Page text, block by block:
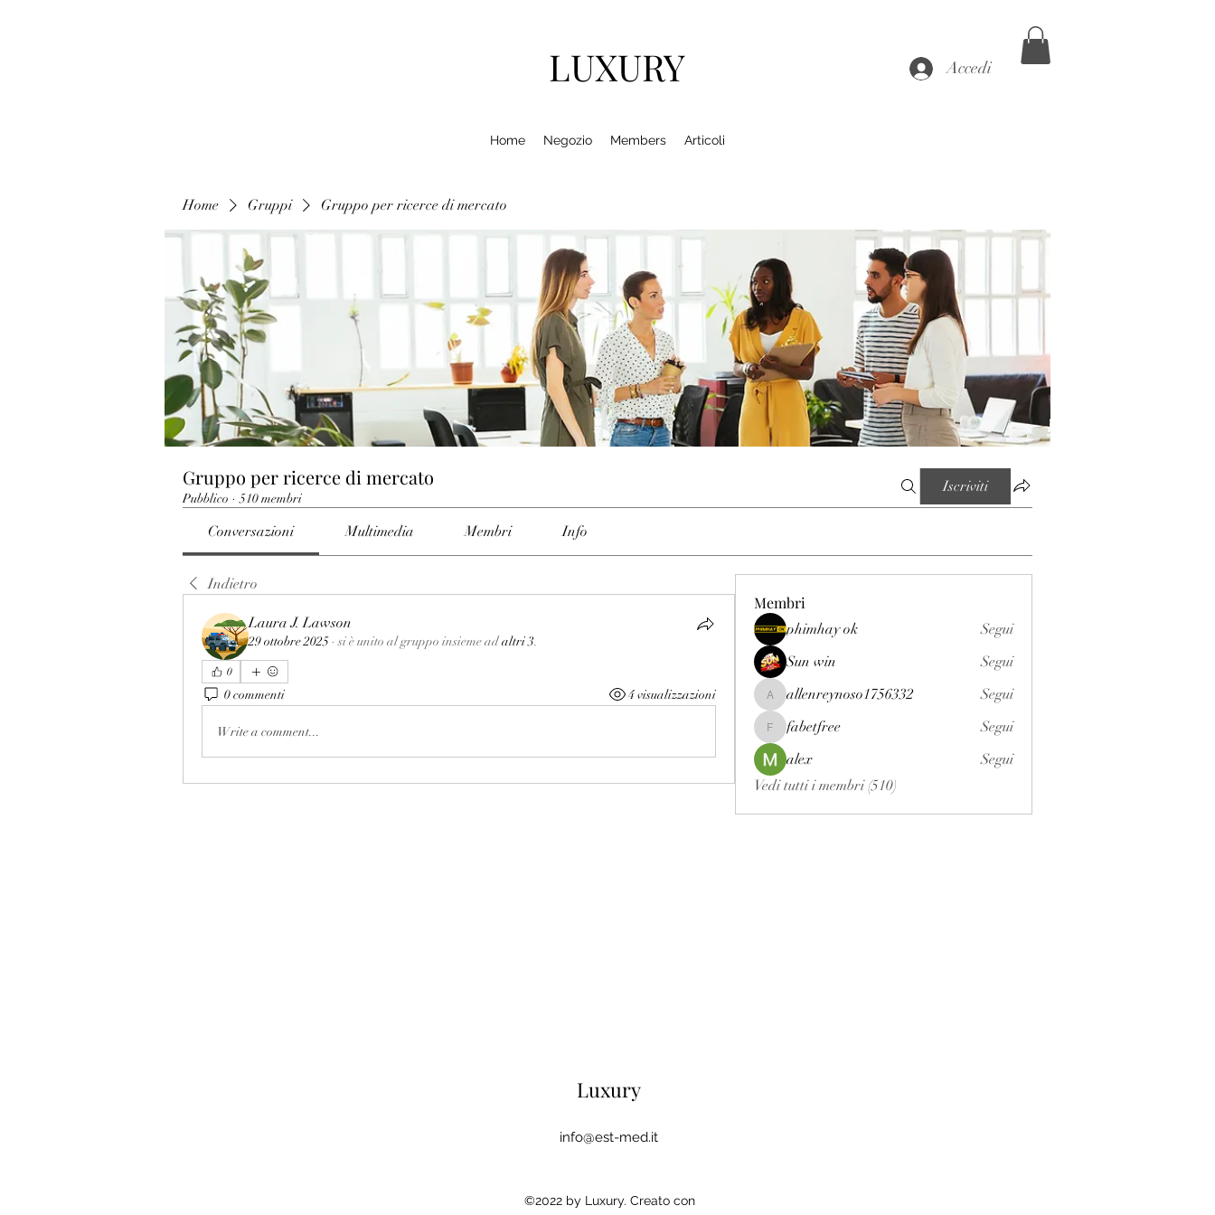
LUXURY Accedi
Home Negozio Members Articoli
Home Gruppi Gruppo per ricerce di mercato
Gruppo per ricerce di mercato
Pubblico · 510 membri
Iscriviti
Conversazioni Multimedia Membri Info
Indietro
Laura J. Lawson
29 ottobre 2025 ·si è unito al gruppo insieme adaltri 3.
0
0 commenti 4 visualizzazioni
Write a comment...
Membri
phimhay ok
Segui
Sun win
Segui
allenreynoso1756332
allenreynoso1756332 Segui
fabetfree
fabetfree
Segui
alex
Segui
Vedi tutti i membri (510)
Luxury
info@est-med.it
©2022 by Luxury. Creato con